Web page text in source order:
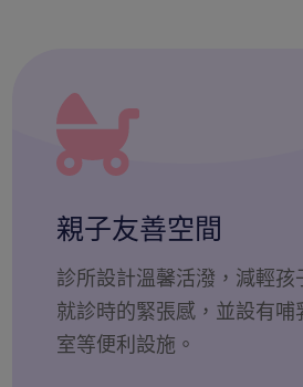
親子友善空間
診所設計溫馨活潑，減輕孩
就診時的緊張感，並設有哺
室等便利設施。